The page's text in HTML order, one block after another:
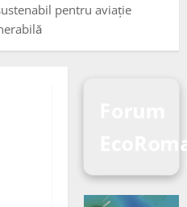
pentru aviație